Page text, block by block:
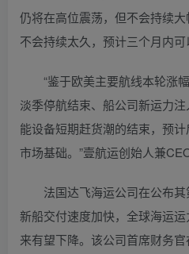
仍将在高位震荡，但不会持续
不会持续太久，预计三个月内可
“鉴于欧美主要航线本轮涨
淡季停航结束、船公司新运力
能设备短期赶货潮的结束，预
市场基础。”壹航运创始人兼CEO
法国达飞海运公司在公布其
新船交付速度加快，全球海运
来有望下降。该公司首席财务